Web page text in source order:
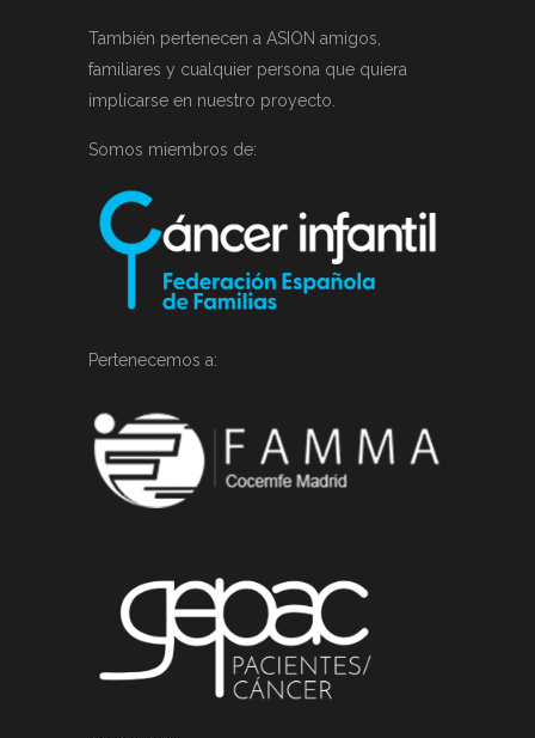
También pertenecen a ASION amigos,
familiares y cualquier persona que quiera
implicarse en nuestro proyecto.
Somos miembros de:
Pertenecemos a: